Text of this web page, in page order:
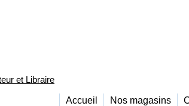
et Libraire
Accueil Nos magasins